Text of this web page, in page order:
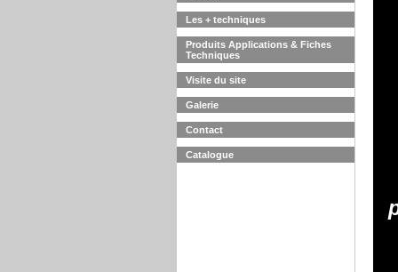
Les + techniques
Produits Applications & Fiches
Techniques
Visite du site
Galerie
Contact
Catalogue